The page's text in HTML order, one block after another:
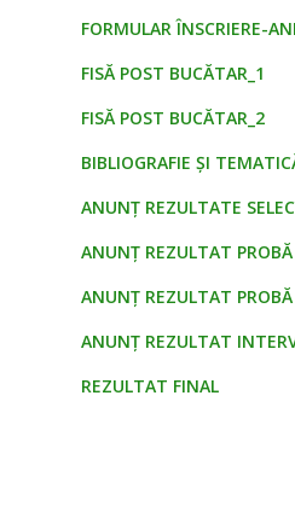
FORMULAR ÎNSCRIERE-
FISĂ POST BUCĂTAR_1
FISĂ POST BUCĂTAR_2
BIBLIOGRAFIE ȘI
ANUNŢ REZULTATE
ANUNȚ REZULTAT PROBĂ
ANUNŢ REZULTAT
ANUNŢ REZULTAT
REZULTAT FINAL